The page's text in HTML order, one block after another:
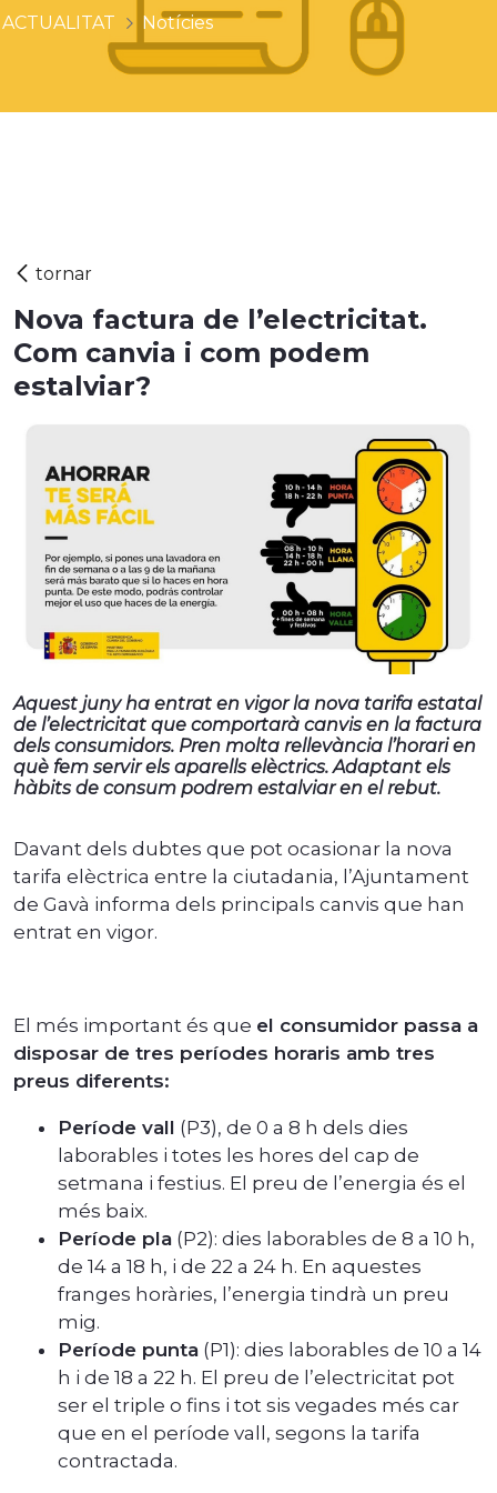
ACTUALITAT Notícies
Nova factura de l’electricitat.
Com canvia i com podem
estalviar?
Aquest juny ha entrat en vigor la nova tarifa estatal
de l’electricitat que comportarà canvis en la factura
dels consumidors. Pren molta rellevància l’horari en
què fem servir els aparells elèctrics. Adaptant els
hàbits de consum podrem estalviar en el rebut.
Davant dels dubtes que pot ocasionar la nova
tarifa elèctrica entre la ciutadania, l’Ajuntament
de Gavà informa dels principals canvis que han
entrat en vigor.
El més important és que el consumidor passa a
disposar de tres períodes horaris amb tres
preus diferents:
Període vall (P3), de 0 a 8 h dels dies
laborables i totes les hores del cap de
setmana i festius. El preu de l’energia és el
més baix.
Període pla (P2): dies laborables de 8 a 10 h,
de 14 a 18 h, i de 22 a 24 h. En aquestes
franges horàries, l’energia tindrà un preu
mig.
Període punta (P1): dies laborables de 10 a 14
h i de 18 a 22 h. El preu de l’electricitat pot
ser el triple o fins i tot sis vegades més car
que en el període vall, segons la tarifa
contractada.